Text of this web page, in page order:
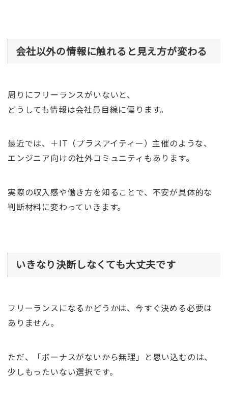
会社以外の情報に触れると見え方が変わる
周りにフリーランスがいないと、
どうしても情報は会社員目線に偏ります。
最近では、＋IT（プラスアイティー）主催のような、
エンジニア向けの社外コミュニティもあります。
実際の収入感や働き方を知ることで、不安が具体的な
判断材料に変わっていきます。
いきなり決断しなくても大丈夫です
フリーランスになるかどうかは、今すぐ決める必要は
ありません。
ただ、「ボーナスがないから無理」と思い込むのは、
少しもったいない選択です。